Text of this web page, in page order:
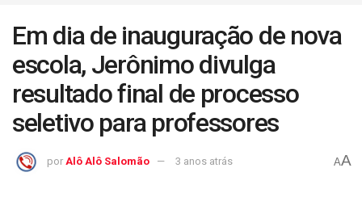
Em dia de inauguração de nova
escola, Jerônimo divulga
resultado final de processo
seletivo para professores
por Alô Alô Salomão 3 anos atrás AA